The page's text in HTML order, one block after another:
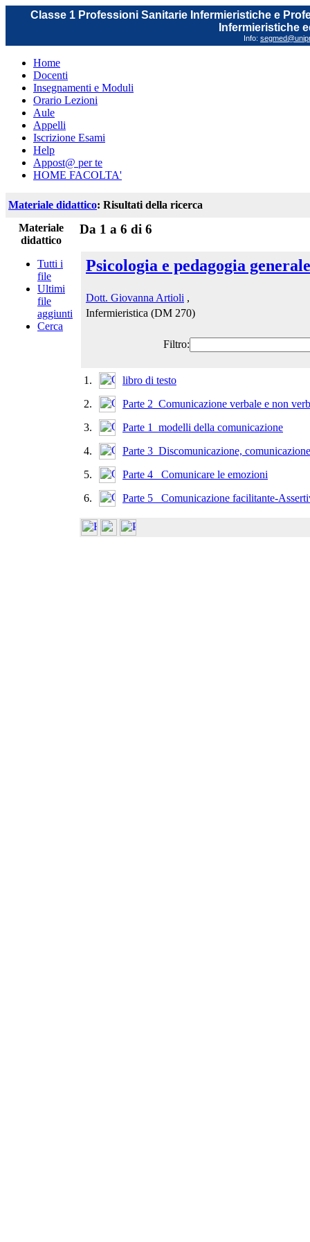
Classe 1 Professioni Sanitarie Infermieristiche e
Infermieristiche
Info:
Home
Docenti
Insegnamenti e Moduli
Orario Lezioni
Aule
Appelli
Iscrizione Esami
Help
Appost@ per te
HOME FACOLTA'
Materiale didattico: Risultati della ricerca
Materiale
didattico
Tutti i
file
Ultimi
file
aggiunti
Cerca
Da 1 a 6 di 6
Psicologia e pedagogia
Dott. Giovanna Artioli ,
Infermieristica (DM 270)
Filtro:
1.
libro di testo
2.
Parte 2_Comunicazione verbale e non
3.
Parte 1_modelli della comunicazione
4.
Parte 3_Discomunicazione,
5.
Parte 4_ Comunicare le emozioni
6.
Parte 5_ Comunicazione facilitante-